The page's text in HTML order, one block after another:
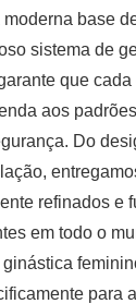
base
sistema de
que
aos
Do
refinados e
em todo o
para